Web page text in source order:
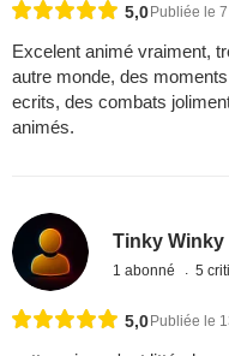
5,0 Publiée le
Excelent animé vraiment,
autre monde, des
ecrits, des combats
animés.
Tinky Winky
1 abonné 5
5,0Publiée le